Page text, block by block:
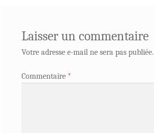
Laisser un commentaire
Votre adresse e-mail ne sera pas publiée.
Commentaire *